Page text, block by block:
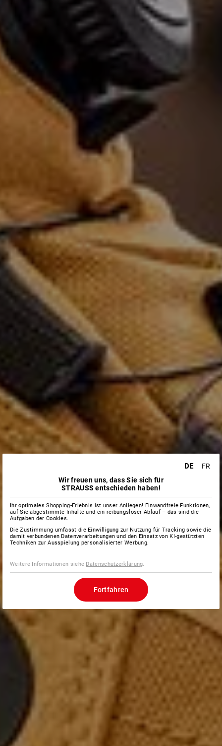
DE
FR
Wir freuen uns, dass Sie sich für
STRAUSS entschieden haben!
Ihr optimales Shopping-Erlebnis ist unser Anliegen! Einwandfreie Funktionen,
auf Sie abgestimmte Inhalte und ein reibungsloser Ablauf – das sind die
Aufgaben der Cookies.
Die Zustimmung umfasst die Einwilligung zur Nutzung für Tracking sowie die
damit verbundenen Datenverarbeitungen und den Einsatz von KI-gestützten
Techniken zur Ausspielung personalisierter Werbung.
Weitere Informationen siehe Datenschutzerklärung
Fortfahren